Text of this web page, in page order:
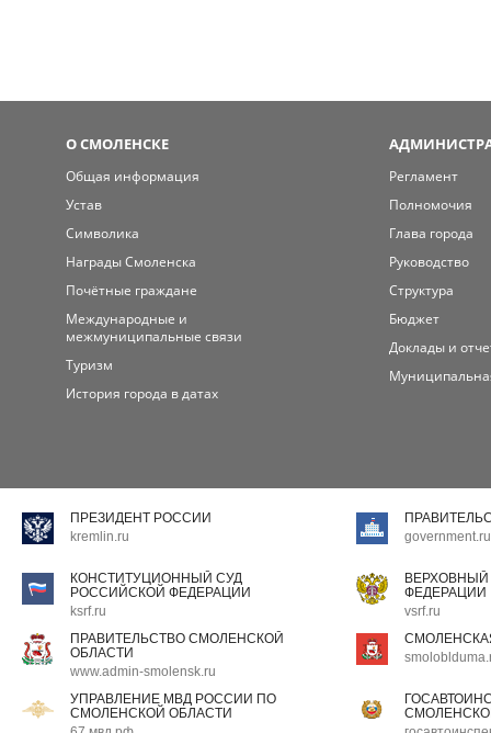
О СМОЛЕНСКЕ
Общая информация
Устав
Символика
Награды Смоленска
Почётные граждане
Международные и
межмуниципальные связи
Туризм
История города в датах
Регламент
Полномочия
Глава города
Руководство
Структура
Бюджет
Доклады и
ПРЕЗИДЕНТ РОССИИ
kremlin.ru
government.ru
КОНСТИТУЦИОННЫЙ СУД
РОССИЙСКОЙ ФЕДЕРАЦИИ
ksrf.ru
ФЕДЕРАЦИИ
vsrf.ru
ПРАВИТЕЛЬСТВО СМОЛЕНСКОЙ
ОБЛАСТИ
www.admin-smolensk.ru
УПРАВЛЕНИЕ МВД РОССИИ ПО
СМОЛЕНСКОЙ ОБЛАСТИ